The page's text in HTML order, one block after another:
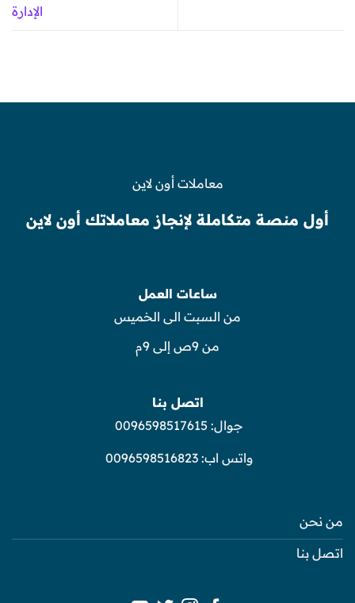
الإدارة
معاملات أون لاين
أول منصة متكاملة لإنجاز معاملاتك أون لاين
ساعات العمل
من السبت الى الخميس
من 9ص إلى 9م
اتصل بنا
جوال: 0096598517615
واتس اب:0096598516823
من نحن
اتصل بنا